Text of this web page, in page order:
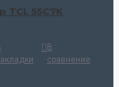
TCL 55C7K
В
сравнение